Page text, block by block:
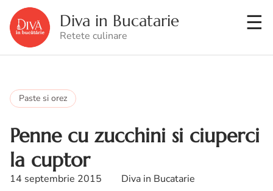
Diva in Bucatarie
Retete culinare
Paste si orez
Penne cu zucchini si ciuperci
la cuptor
14 septembrie 2015 Diva in Bucatarie